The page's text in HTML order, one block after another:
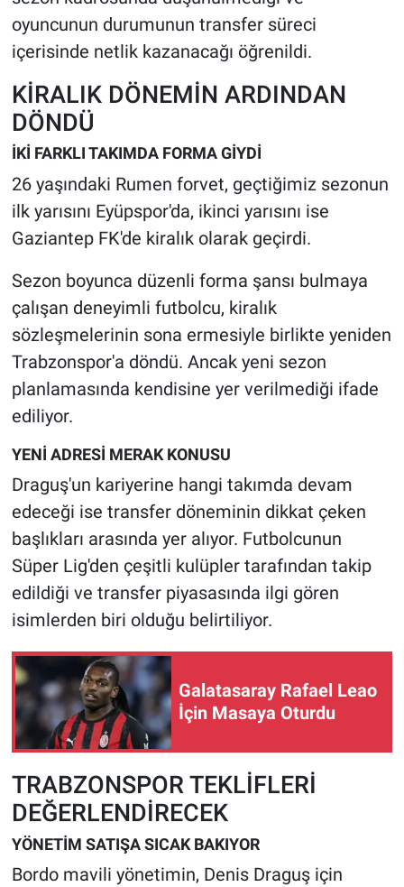
oyuncunun durumunun transfer süreci
içerisinde netlik kazanacağı öğrenildi.
KİRALIK DÖNEMİN ARDINDAN
DÖNDÜ
İKİ FARKLI TAKIMDA FORMA GİYDİ
26 yaşındaki Rumen forvet, geçtiğimiz sezonun
ilk yarısını Eyüpspor'da, ikinci yarısını ise
Gaziantep FK'de kiralık olarak geçirdi.
Sezon boyunca düzenli forma şansı bulmaya
çalışan deneyimli futbolcu, kiralık
sözleşmelerinin sona ermesiyle birlikte yeniden
Trabzonspor'a döndü. Ancak yeni sezon
planlamasında kendisine yer verilmediği ifade
ediliyor.
YENİ ADRESİ MERAK KONUSU
Draguş'un kariyerine hangi takımda devam
edeceği ise transfer döneminin dikkat çeken
başlıkları arasında yer alıyor. Futbolcunun
Süper Lig'den çeşitli kulüpler tarafından takip
edildiği ve transfer piyasasında ilgi gören
isimlerden biri olduğu belirtiliyor.
Galatasaray Rafael Leao
İçin Masaya Oturdu
TRABZONSPOR TEKLİFLERİ
DEĞERLENDİRECEK
YÖNETİM SATIŞA SICAK BAKIYOR
Bordo mavili yönetimin, Denis Draguş için